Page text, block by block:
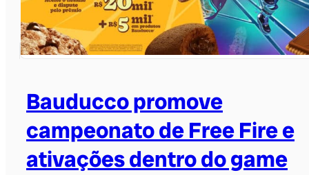
Bauducco promove
campeonato de Free Fire e
ativações dentro do game